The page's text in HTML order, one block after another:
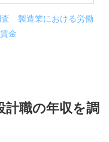
製造業における労働
金
職の年収を調